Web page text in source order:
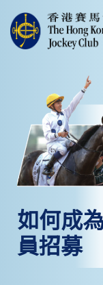
如何成
員招募